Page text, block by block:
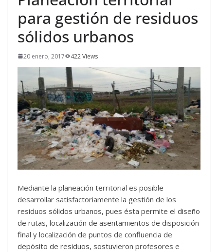
para gestión de residuos
sólidos urbanos
20 enero, 2017 422 Views
Mediante la planeación territorial es posible
desarrollar satisfactoriamente la gestión de los
residuos sólidos urbanos, pues ésta permite el diseño
de rutas, localización de asentamientos de disposición
final y localización de puntos de confluencia de
depósito de residuos, sostuvieron profesores e